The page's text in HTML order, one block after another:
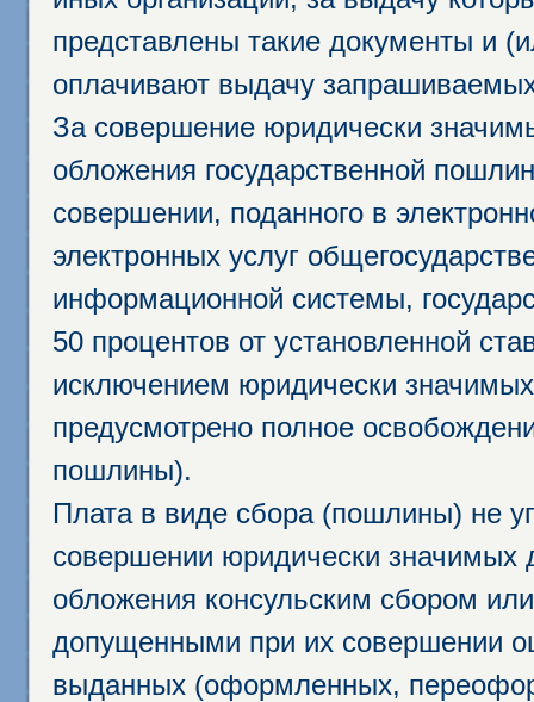
представлены такие документы и
оплачивают выдачу
За совершение юридически
обложения государственной
совершении, поданного в
электронных услуг
информационной системы,
50 процентов от установленной
исключением юридически
предусмотрено полное
пошлины).
Плата в виде сбора (пошлины) не
совершении юридически
обложения консульским сбором
допущенными при их совершении
выданных (оформленных,